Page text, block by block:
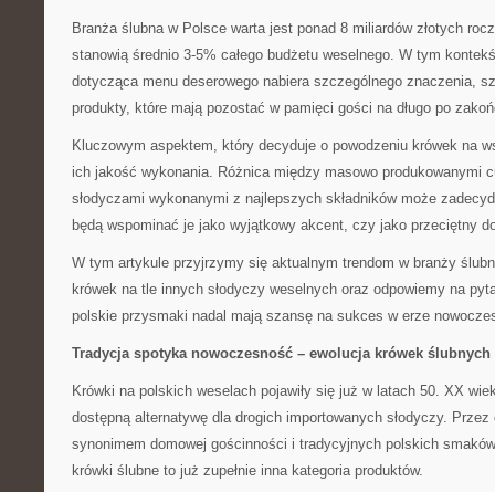
Branża ślubna w Polsce warta jest ponad 8 miliardów złotych
stanowią średnio 3-5% całego budżetu weselnego. W tym
dotycząca menu deserowego nabiera szczególnego znaczenia,
produkty, które mają pozostać w pamięci gości na długo po
Kluczowym aspektem, który decyduje o powodzeniu krówek na
ich jakość wykonania. Różnica między masowo produkowanymi
słodyczami wykonanymi z najlepszych składników może
będą wspominać je jako wyjątkowy akcent, czy jako przeciętny
W tym artykule przyjrzymy się aktualnym trendom w branży
krówek na tle innych słodyczy weselnych oraz odpowiemy na
polskie przysmaki nadal mają szansę na sukces w erze
Tradycja spotyka nowoczesność – ewolucja krówek ślubnych
Krówki na polskich weselach pojawiły się już w latach 50. XX
dostępną alternatywę dla drogich importowanych słodyczy. Przez
synonimem domowej gościnności i tradycyjnych polskich
krówki ślubne to już zupełnie inna kategoria produktów.